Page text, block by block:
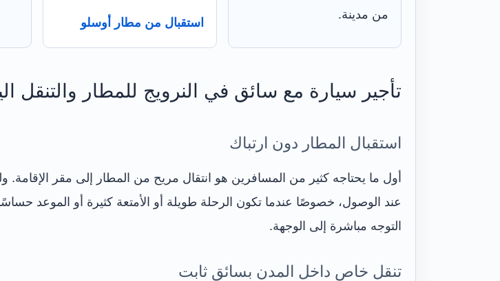
من مدينة.
استقبال من مطار أوسلو
تأجير سيارة مع سائق في النرويج للمطار والتنقل
استقبال المطار دون ارتباك
أول ما يحتاجه كثير من المسافرين هو انتقال مريح من المطار إلى مقر الإقامة.
عند الوصول، خصوصًا عندما تكون الرحلة طويلة أو الأمتعة كثيرة أو الموعد
التوجه مباشرة إلى الوجهة.
تنقل خاص داخل المدن بسائق ثابت